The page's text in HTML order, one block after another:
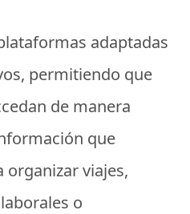
adaptadas
permitiendo que
de manera
que
organizar viajes,
o